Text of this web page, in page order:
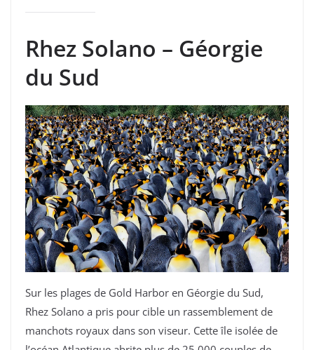
Rhez Solano – Géorgie
du Sud
Sur les plages de Gold Harbor en Géorgie du Sud,
Rhez Solano a pris pour cible un rassemblement de
manchots royaux dans son viseur. Cette île isolée de